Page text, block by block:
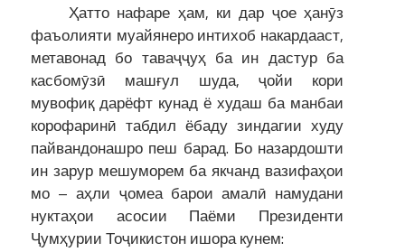
Ҳатто нафаре ҳам, ки дар ҷое ҳанӯз
фаъолияти муайянеро интихоб накардааст,
метавонад бо таваҷҷуҳ ба ин дастур ба
касбомӯзӣ машғул шуда, ҷойи кори
мувофиқ дарёфт кунад ё худаш ба манбаи
корофаринӣ табдил ёбаду зиндагии худу
пайвандонашро пеш барад. Бо назардошти
ин зарур мешуморем ба якчанд вазифаҳои
мо – аҳли ҷомеа барои амалӣ намудани
нуктаҳои асосии Паёми Президенти
Ҷумҳурии Тоҷикистон ишора кунем: